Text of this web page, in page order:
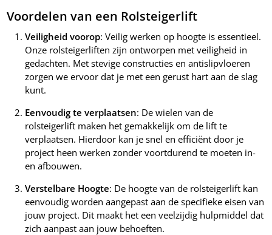
Voordelen van een Rolsteigerlift
Veiligheid voorop: Veilig werken op hoogte is essentieel.
Onze rolsteigerliften zijn ontworpen met veiligheid in
gedachten. Met stevige constructies en antislipvloeren
zorgen we ervoor dat je met een gerust hart aan de slag
kunt.
Eenvoudig te verplaatsen: De wielen van de
rolsteigerlift maken het gemakkelijk om de lift te
verplaatsen. Hierdoor kan je snel en efficiënt door je
project heen werken zonder voortdurend te moeten in-
en afbouwen.
Verstelbare Hoogte: De hoogte van de rolsteigerlift kan
eenvoudig worden aangepast aan de specifieke eisen van
jouw project. Dit maakt het een veelzijdig hulpmiddel dat
zich aanpast aan jouw behoeften.